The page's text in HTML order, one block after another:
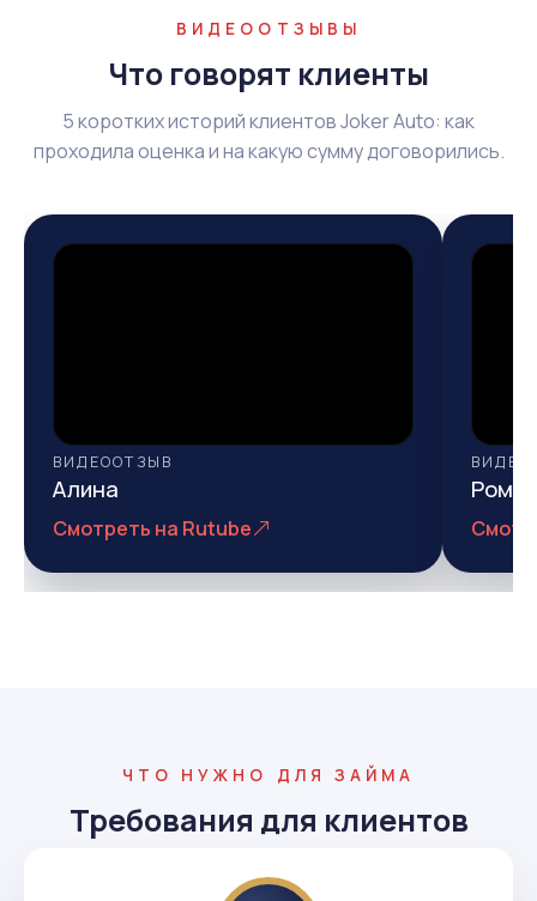
ВИДЕООТЗЫВЫ
Что говорят клиенты
5 коротких историй клиентов Joker Auto: как
проходила оценка и на какую сумму договорились.
ВИДЕООТЗЫВ
Алина
Смотреть на Rutube
ЧТО НУЖНО ДЛЯ ЗАЙМА
Требования для клиентов